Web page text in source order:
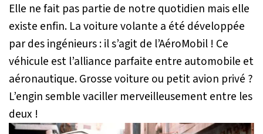
Elle ne fait pas partie de notre quotidien mais elle
existe enfin. La voiture volante a été développée
par des ingénieurs : il s’agit de l’AéroMobil ! Ce
véhicule est l’alliance parfaite entre automobile et
aéronautique. Grosse voiture ou petit avion privé ?
L’engin semble vaciller merveilleusement entre les
deux !